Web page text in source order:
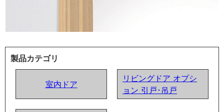
製品カテゴリ
室内ドア
リビングドア オプシ
ョン 引戸･吊戸